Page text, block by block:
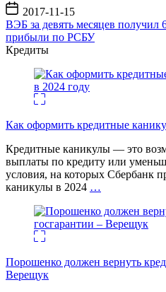
Дата
записи
2017-11-15
ВЭБ за девять месяцев получил
прибыли по РСБУ
Кредиты
Как оформить кредитные
Кредитные каникулы — это
выплаты по кредиту или
условия, на которых Сбербанк
каникулы в 2024 …
Порошенко должен вернуть
Верещук